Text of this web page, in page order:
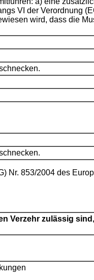
VI der Verordnung
wird, dass die
Nr. 853/2004 des
Verzehr zulässig sind,